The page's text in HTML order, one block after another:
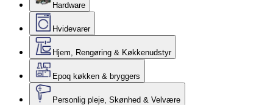
Hardware
Hvidevarer
Hjem, Rengøring & Køkkenudstyr
Epoq køkken & bryggers
Personlig pleje, Skønhed & Velvære